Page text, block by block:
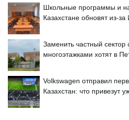
Школьные программы и
Казахстане обновят из-за
Заменить частный
многоэтажками хотят в
Volkswagen отправил
Казахстан: что привезут